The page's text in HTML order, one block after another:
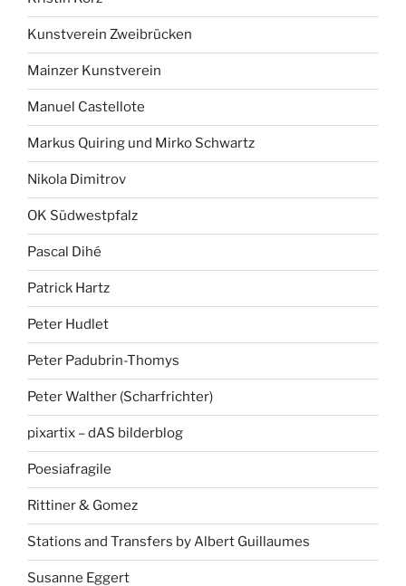
Kunstverein Zweibrücken
Mainzer Kunstverein
Manuel Castellote
Markus Quiring und Mirko Schwartz
Nikola Dimitrov
OK Südwestpfalz
Pascal Dihé
Patrick Hartz
Peter Hudlet
Peter Padubrin-Thomys
Peter Walther (Scharfrichter)
pixartix – dAS bilderblog
Poesiafragile
Rittiner & Gomez
Stations and Transfers by Albert Guillaumes
Susanne Eggert